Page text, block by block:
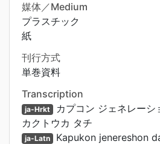
媒体／Medium
プラスチック
紙
刊行方式
単巻資料
Transcription
ja-Hrkt カプコン ジェネレーシ
カクトウカ タチ
ja-Latn Kapukon jenereshon